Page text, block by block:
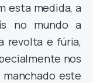
esta medida, a
no mundo a
revolta e fúria,
nos
este